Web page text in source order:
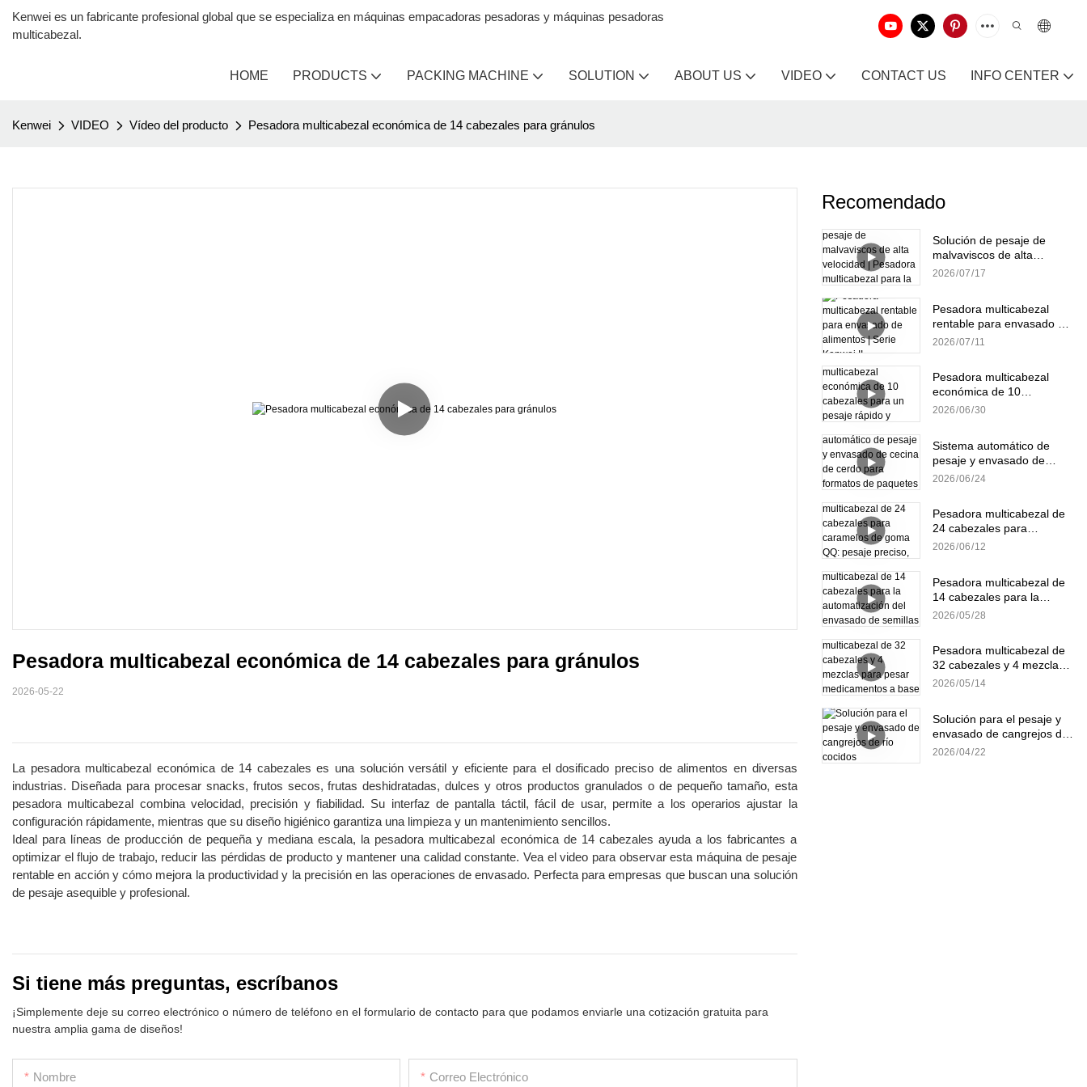
Kenwei es un fabricante profesional global que se especializa en máquinas empacadoras pesadoras y máquinas pesadoras
multicabezal.
HOME PRODUCTS PACKING MACHINE SOLUTION ABOUT US VIDEO CONTACT US INFO CENTER
Kenwei VIDEO Vídeo del producto Pesadora multicabezal económica de 14 cabezales para gránulos
Pesadora multicabezal económica de 14 cabezales para gránulos
2026-05-22
La pesadora multicabezal económica de 14 cabezales es una solución versátil y eficiente para el dosificado preciso de alimentos en diversas
industrias. Diseñada para procesar snacks, frutos secos, frutas deshidratadas, dulces y otros productos granulados o de pequeño tamaño, esta
pesadora multicabezal combina velocidad, precisión y fiabilidad. Su interfaz de pantalla táctil, fácil de usar, permite a los operarios ajustar la
configuración rápidamente, mientras que su diseño higiénico garantiza una limpieza y un mantenimiento sencillos.
Ideal para líneas de producción de pequeña y mediana escala, la pesadora multicabezal económica de 14 cabezales ayuda a los fabricantes a
optimizar el flujo de trabajo, reducir las pérdidas de producto y mantener una calidad constante. Vea el video para observar esta máquina de pesaje
rentable en acción y cómo mejora la productividad y la precisión en las operaciones de envasado. Perfecta para empresas que buscan una solución
de pesaje asequible y profesional.
Si tiene más preguntas, escríbanos
¡Simplemente deje su correo electrónico o número de teléfono en el formulario de contacto para que podamos enviarle una cotización gratuita para
nuestra amplia gama de diseños!
Nombre Correo Electrónico
Recomendado
Solución de pesaje de
malvaviscos de alta
velocidad | Pesadora
2026 07 17
Pesadora multicabezal
rentable para envasado de
alimentos | Serie Kenwei II
2026 07 11
Pesadora multicabezal
económica de 10
cabezales para un pesaje
2026 06 30
Sistema automático de
pesaje y envasado de
cecina de cerdo para
2026 06 24
Pesadora multicabezal de
24 cabezales para
caramelos de goma QQ:
2026 06 12
Pesadora multicabezal de
14 cabezales para la
automatización del
2026 05 28
Pesadora multicabezal de
32 cabezales y 4 mezclas
para pesar medicamentos
2026 05 14
Solución para el pesaje y
envasado de cangrejos de
río cocidos
2026 04 22